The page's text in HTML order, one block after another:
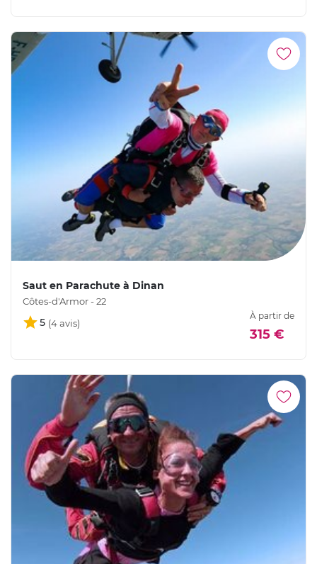
Saut en Parachute à Dinan
Côtes-d'Armor - 22
5
À partir de
315 €